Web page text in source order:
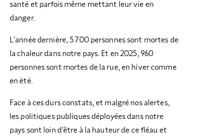
santé et parfois même mettant leur vie en
danger.
L’année dernière, 5 700 personnes sont mortes de
la chaleur dans notre pays. Et en 2025, 960
personnes sont mortes de la rue, en hiver comme
en été.
Face à ces durs constats, et malgré nos alertes,
les politiques publiques déployées dans notre
pays sont loin d’être à la hauteur de ce fléau et